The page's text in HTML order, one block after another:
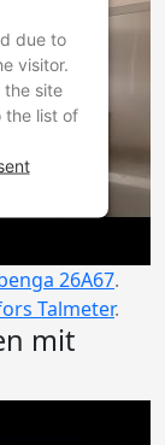
due to
visitor.
the site
the list of
26A67.
Talmeter.
mit